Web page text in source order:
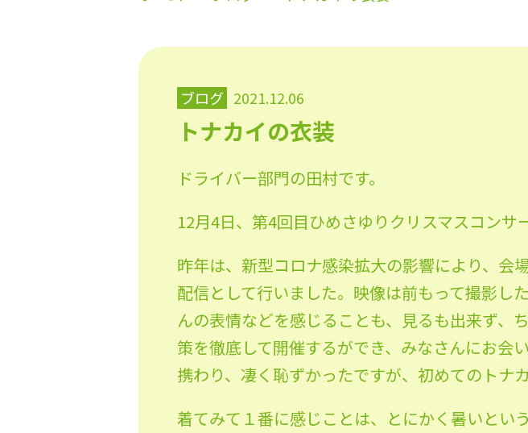
ブログ 2021.12.06
トナカイの衣装
ドライバー部門の田村です。
12月4日、第4回目ひめさゆりクリスマスコンサ
昨年は、新型コロナ感染拡大の影響により、会
配信として行いました。映像は前もって撮影し
んの表情などを感じることも、見るも出来ず、
策を徹底して開催するができ、みなさんにお会
携わり、凄く恥ずかったですが、初めてのトナ
着てみて１番に感じことは、とにかく暑いとい